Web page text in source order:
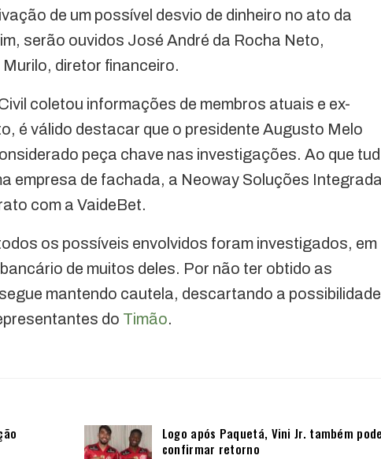
de um possível desvio de dinheiro no ato da
serão ouvidos José André da Rocha Neto,
diretor financeiro.
coletou informações de membros atuais e ex-
é válido destacar que o presidente Augusto Melo
peça chave nas investigações. Ao que
empresa de fachada, a Neoway Soluções
com a VaideBet.
os possíveis envolvidos foram investigados, em
de muitos deles. Por não ter obtido as
mantendo cautela, descartando a possibilidade
do Timão.
Logo após Paquetá, Vini Jr. também
confirmar retorno